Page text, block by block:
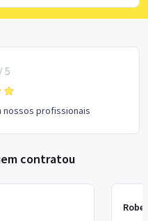
5
profissionais
contratou